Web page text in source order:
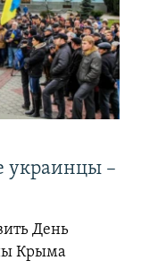
украинцы –
День
Крыма